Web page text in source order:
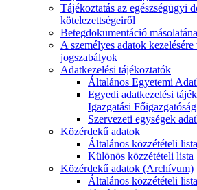
Tájékoztatás az egészségügyi
kötelezettségeiről
Betegdokumentáció
A személyes adatok
jogszabályok
Adatkezelési tájékoztatók
Általános Egyetemi
Egyedi adatkezelési
Igazgatási Főigazgatóság
Szervezeti egységek
Közérdekű adatok
Általános közzétételi lista
Különös közzétételi lista
Közérdekű adatok (Archívum)
Általános közzétételi